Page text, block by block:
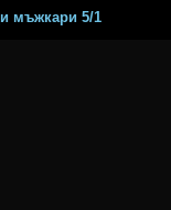
мъжкари 5/1